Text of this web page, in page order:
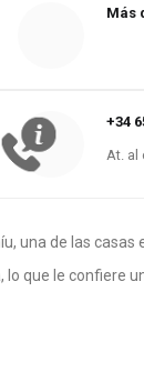
Más
+34
At. al
una de las
que le confiere